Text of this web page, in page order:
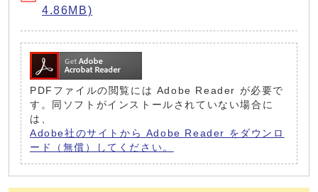
4.86MB)
PDFファイルの閲覧には Adobe Reader が必要で
す。同ソフトがインストールされていない場合に
は、
Adobe社のサイトから Adobe Reader をダウンロ
ード（無償）してください。